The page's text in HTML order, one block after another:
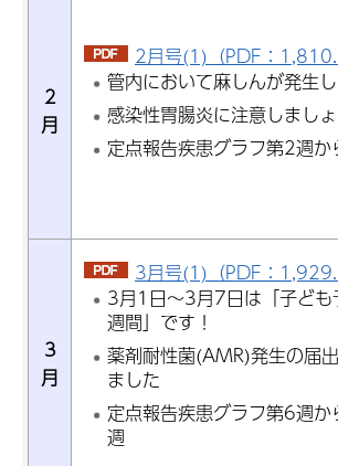
2
月
2月号(1)（PDF：
管内において麻しんが発生
感染性胃腸炎に注意しましょ
定点報告疾患グラフ第2週
3
月
3月号(1)（PDF：
3月1日～3月7日は「子ども
週間」です！
薬剤耐性菌(AMR)発生の届
ました
定点報告疾患グラフ第6週
週